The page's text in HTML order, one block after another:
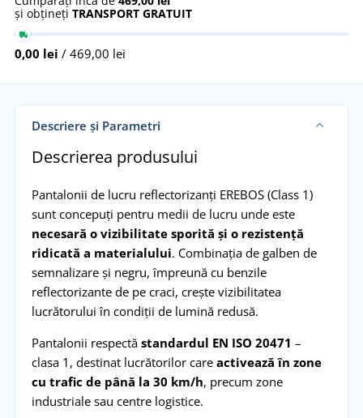
și obțineți TRANSPORT GRATUIT
0,00 lei / 469,00 lei
Descriere și Parametri
Descrierea produsului
Pantalonii de lucru reflectorizanți EREBOS (Class 1)
sunt concepuți pentru medii de lucru unde este
necesară o vizibilitate sporită și o rezistență
ridicată a materialului. Combinația de galben de
semnalizare și negru, împreună cu benzile
reflectorizante de pe craci, crește vizibilitatea
lucrătorului în condiții de lumină redusă.
Pantalonii respectă standardul EN ISO 20471 –
clasa 1, destinat lucrătorilor care activează în zone
cu trafic de până la 30 km/h, precum zone
industriale sau centre logistice.